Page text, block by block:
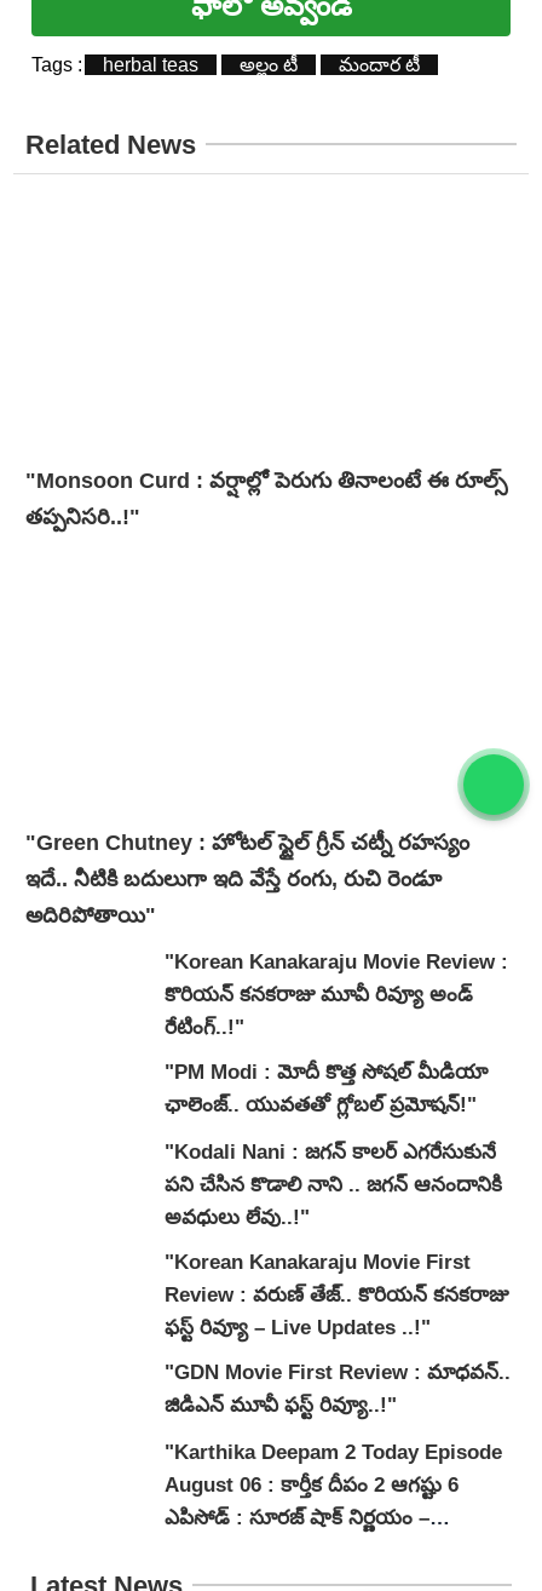
Tags : herbal teas అల్లం టీ మందార టీ
Related News
"Monsoon Curd : వర్షాల్లో పెరుగు తినాలంటే ఈ రూల్స్
తప్పనిసరి..!"
"Green Chutney : హోటల్ స్టైల్ గ్రీన్ చట్నీ రహస్యం
ఇదే.. నీటికి బదులుగా ఇది వేస్తే రంగు, రుచి రెండూ
అదిరిపోతాయి"
"Korean Kanakaraju Movie Review :
కొరియన్ కనకరాజు మూవీ రివ్యూ అండ్
రేటింగ్‌..!"
"PM Modi : మోదీ కొత్త సోషల్ మీడియా
ఛాలెంజ్.. యువతతో గ్లోబల్ ప్రమోషన్!"
"Kodali Nani : జగన్ కాలర్ ఎగరేసుకునే
పని చేసిన కొడాలి నాని .. జగన్ ఆనందానికి
అవధులు లేవు..!"
"Korean Kanakaraju Movie First
Review : వరుణ్ తేజ్.. కొరియన్ కనకరాజు
ఫస్ట్ రివ్యూ – Live Updates ..!"
"GDN Movie First Review : మాధవన్..
జిడిఎన్ మూవీ ఫ‌స్ట్ రివ్యూ..!"
"Karthika Deepam 2 Today Episode
August 06 : కార్తీక దీపం 2 ఆగష్టు 6
ఎపిసోడ్ : సూరజ్ షాక్ నిర్ణయం –